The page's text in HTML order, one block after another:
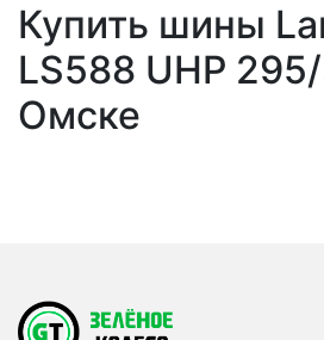
Купить шины
LS588 UHP
Омске